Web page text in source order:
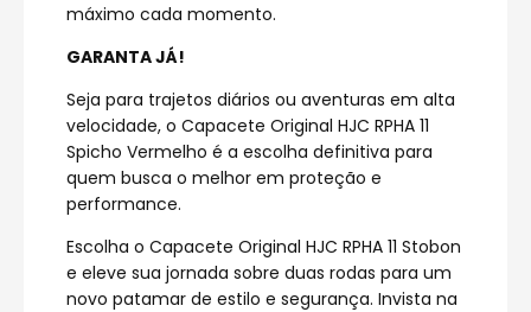
máximo cada momento.
GARANTA JÁ!
Seja para trajetos diários ou aventuras em alta
velocidade, o Capacete Original HJC RPHA 11
Spicho Vermelho é a escolha definitiva para
quem busca o melhor em proteção e
performance.
Escolha o Capacete Original HJC RPHA 11 Stobon
e eleve sua jornada sobre duas rodas para um
novo patamar de estilo e segurança. Invista na